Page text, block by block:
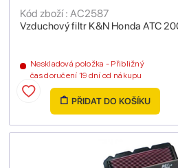
Vzduchový filtr K&N Honda ATC
Kód zboží : AC2587
Neskladová položka - Přibližný
čas doručení 19 dní od nákupu
PŘIDAT DO KOŠÍKU